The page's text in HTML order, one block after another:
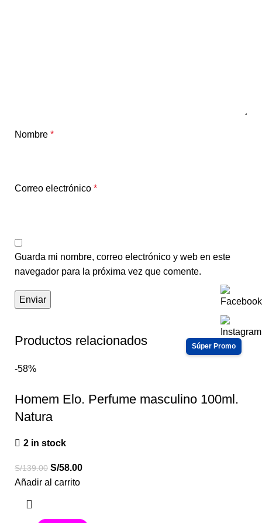
Nombre *
Correo electrónico *
Guarda mi nombre, correo electrónico y web en este
navegador para la próxima vez que comente.
Productos relacionados
-58%
Homem Elo. Perfume masculino 100ml.
Natura
2 in stock
S/139.00 S/58.00
Añadir al carrito